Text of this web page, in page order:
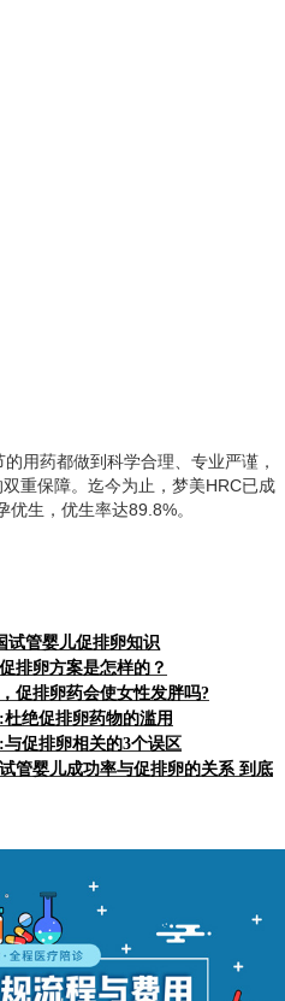
用药都做到科学合理、专业严谨，
重保障。迄今为止，梦美HRC已成
生，优生率达89.8%。
试管婴儿促排卵知识
排卵方案是怎样的？
促排卵药会使女性发胖吗?
绝促排卵药物的滥用
促排卵相关的3个误区
试管婴儿成功率与促排卵的关系 到底